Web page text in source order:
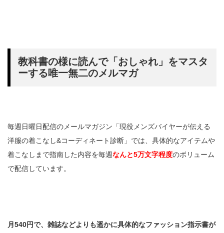
教科書の様に読んで「おしゃれ」をマスタ
ーする唯一無二のメルマガ
毎週日曜日配信のメールマガジン「現役メンズバイヤーが伝える
洋服の着こなし&コーディネート診断」では、具体的なアイテムや
着こなしまで指南した内容を毎週なんと5万文字程度のボリューム
で配信しています。
月540円で、雑誌などよりも遥かに具体的なファッション指示書が